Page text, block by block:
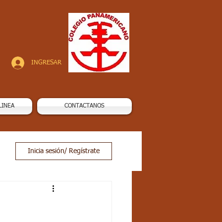
INGRESAR
CONTACTANOS
Inicia sesión/ Regístrate